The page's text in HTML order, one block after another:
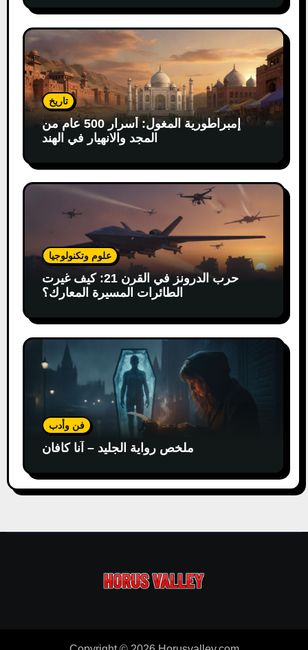
تاريخ
إمبراطورية المغول: أسرار 500 عام من
المجد والانهيار في الهند
علوم وتكنولوجيا
حرب الدرونز في القرن 21: كيف غيرت
الطائرات المسيرة المعارك؟
فن وأدب
ملخص رواية الجليد – آنا كافان